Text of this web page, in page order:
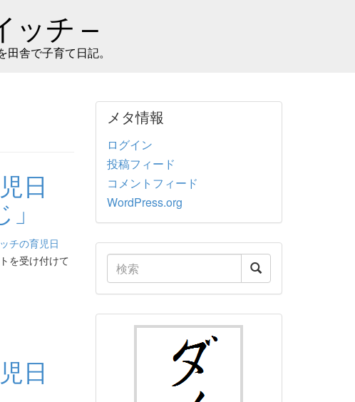
ッチ –
舎で子育て日記。
日
チの育児日
を受け付けて
日
メタ情報
ログイン
投稿フィード
コメントフィード
WordPress.org